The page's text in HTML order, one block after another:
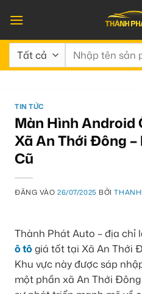
qua
nội
dung
Tìm
TIN TỨC
Màn Hình Android
Xã An Thới Đông –
Cũ
ĐĂNG VÀO26/07/2025 BỞI
Thành Phát Auto – địa chỉ
ô tôgiá tốt tại Xã An Thới
Khu vực này được sáp
một phần xã An Thới